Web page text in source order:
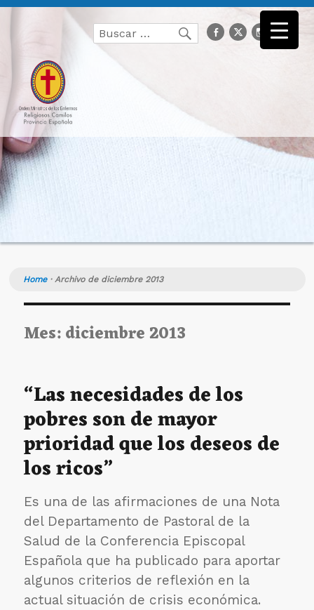
Buscar
por:
Buscarfacebook
Twitter
Home· Archivo de diciembre 2013
Mes:diciembre 2013
“Las necesidades de los
pobres son de mayor
prioridad que los deseos de
los ricos”
Es una de las afirmaciones de una Nota
del Departamento de Pastoral de la
Salud de la Conferencia Episcopal
Española que ha publicado para aportar
algunos criterios de reflexión en la
actual situación de crisis económica.